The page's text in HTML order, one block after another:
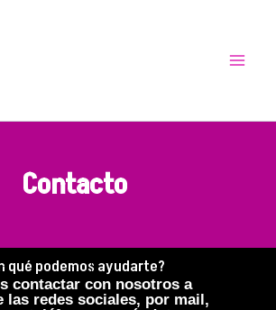
Menu
Contacto
qué podemos ayudarte?
contactar con nosotros a
las redes sociales, por mail,